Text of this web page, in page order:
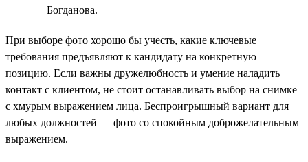
Богданова.
При выборе фото хорошо бы учесть, какие ключевые
требования предъявляют к кандидату на конкретную
позицию. Если важны дружелюбность и умение наладить
контакт с клиентом, не стоит останавливать выбор на снимке
с хмурым выражением лица. Беспроигрышный вариант для
любых должностей — фото со спокойным доброжелательным
выражением.